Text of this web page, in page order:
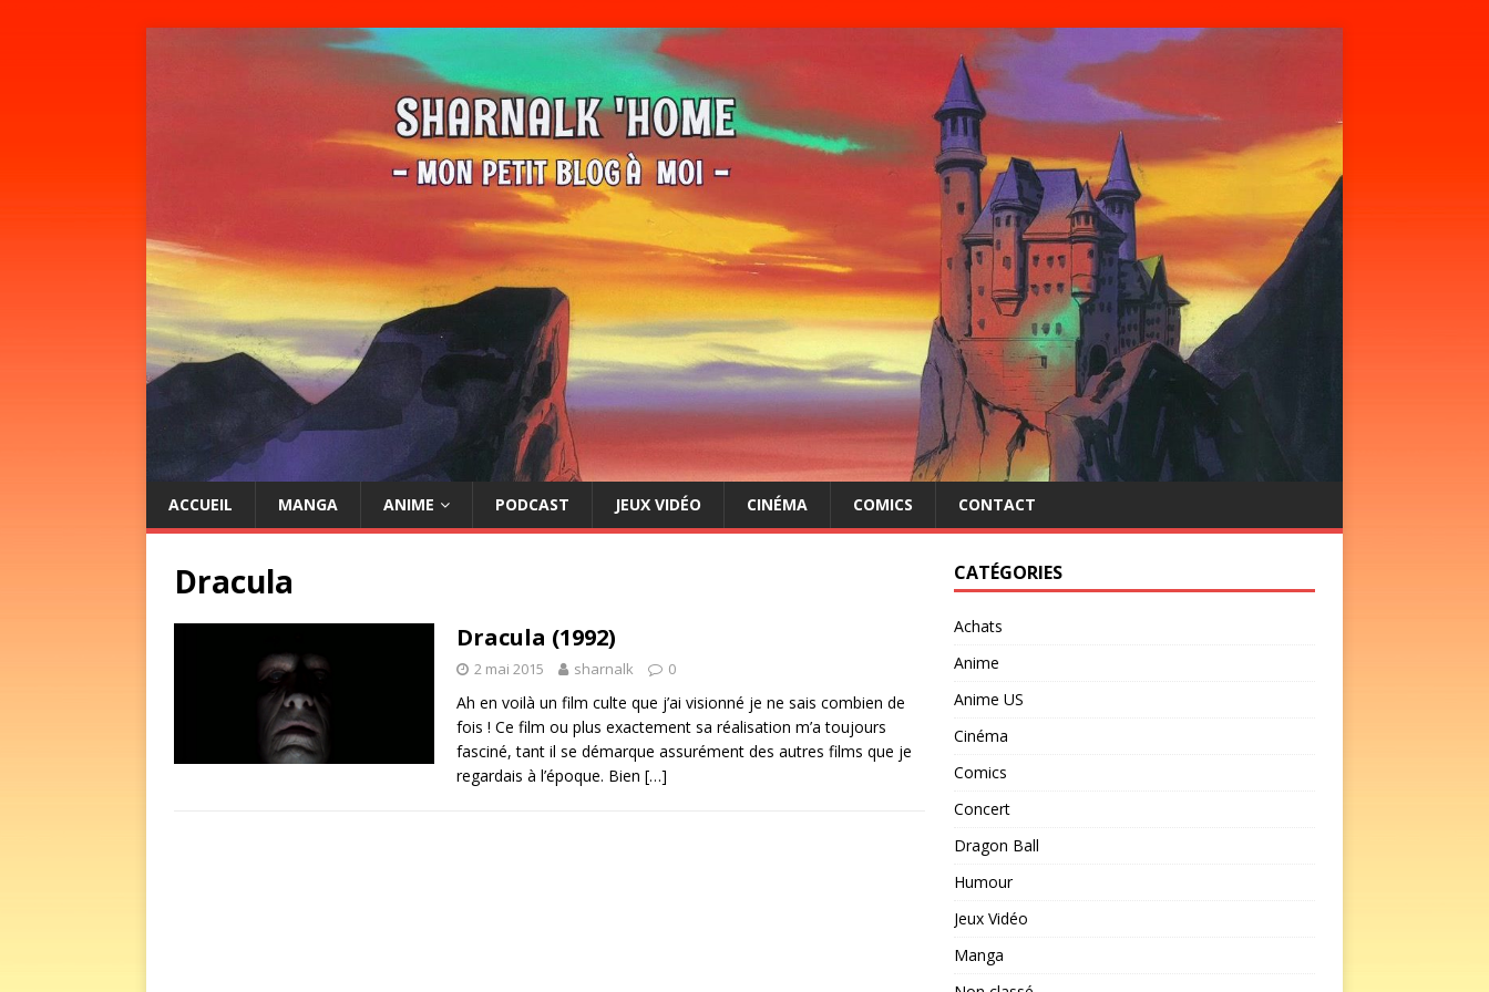
ACCUEIL MANGA ANIME PODCAST JEUX VIDÉO CINÉMA COMICS CONTACT
Dracula
Dracula (1992)
2 mai 2015 sharnalk 0
Ah en voilà un film culte que j’ai visionné je ne sais combien de
fois ! Ce film ou plus exactement sa réalisation m’a toujours
fasciné, tant il se démarque assurément des autres films que je
regardais à l’époque. Bien […]
CATÉGORIES
Achats
Anime
Anime US
Cinéma
Comics
Concert
Dragon Ball
Humour
Jeux Vidéo
Manga